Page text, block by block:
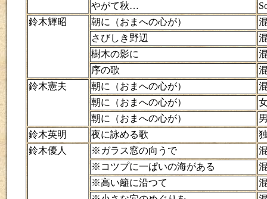
やがて秋…
鈴木輝昭
朝に（おまへの心が）
さびしき野辺
樹木の影に
序の歌
鈴木憲夫
朝に（おまへの心が）
朝に（おまへの心が）
朝に（おまへの心が）
鈴木英明
夜に詠める歌
鈴木優人
※ガラス窓の向うで
※コツプに一ぱいの海がある
※高い籬に沿つて